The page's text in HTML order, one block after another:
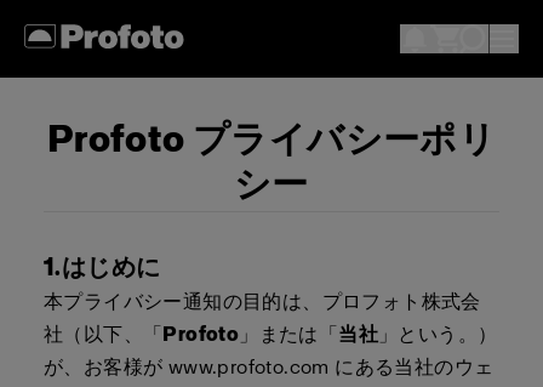
Profoto プライバシーポリ
シー
1.はじめに
本プライバシー通知の目的は、プロフォト株式会
社（以下、「Profoto 」または「当社 」という。）
が、お客様が www.profoto.com にある当社のウェ